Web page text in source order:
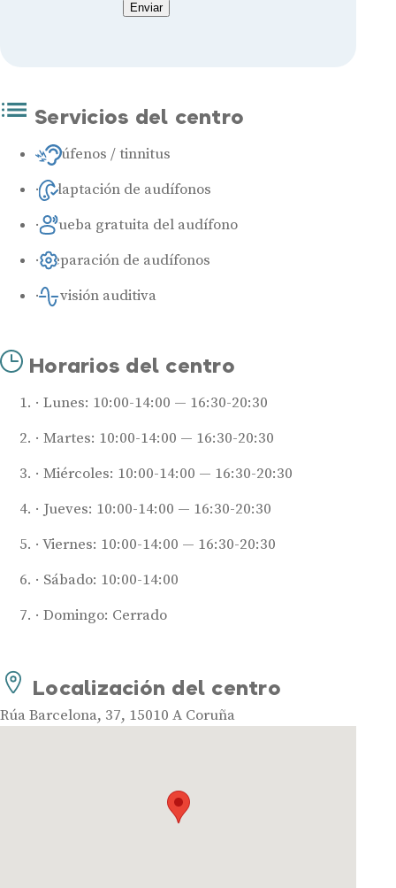
Enviar
Servicios del centro
Acúfenos / tinnitus
Adaptación de audífonos
Prueba gratuita del audífono
Reparación de audífonos
Revisión auditiva
Horarios del centro
Lunes: 10:00-14:00 — 16:30-20:30
Martes: 10:00-14:00 — 16:30-20:30
Miércoles: 10:00-14:00 — 16:30-20:30
Jueves: 10:00-14:00 — 16:30-20:30
Viernes: 10:00-14:00 — 16:30-20:30
Sábado: 10:00-14:00
Domingo: Cerrado
Localización del centro
Rúa Barcelona, 37, 15010 A Coruña
Audífonos
Tipos de audífonos para la sordera
Audífonos invisibles
Audífonos potentes
Audífonos recargables